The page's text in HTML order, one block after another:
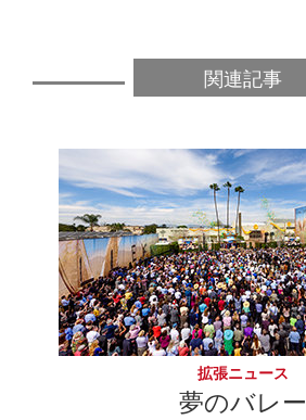
関連記事
拡張ニュース
夢のバレー